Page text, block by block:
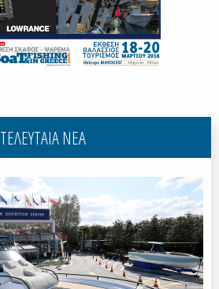
ΤΕΛΕΥΤΑΙΑ ΝΕΑ